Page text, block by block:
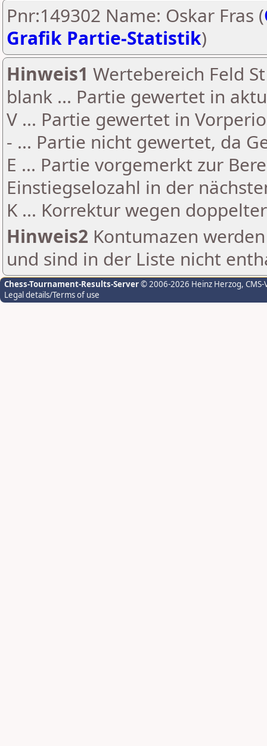
Pnr:149302 Name: Oskar Fras (
Grafik Partie-Statistik)
Hinweis1 Wertebereich Feld
blank ... Partie gewertet in
V ... Partie gewertet in
- ... Partie nicht gewertet, da
E ... Partie vorgemerkt zur
Einstiegselozahl in der
K ... Korrektur wegen
Hinweis2 Kontumazen
und sind in der Liste nicht
Chess-Tournament-Results-Server© 2006-2026 Heinz Herzog,
Legal details/Terms of use